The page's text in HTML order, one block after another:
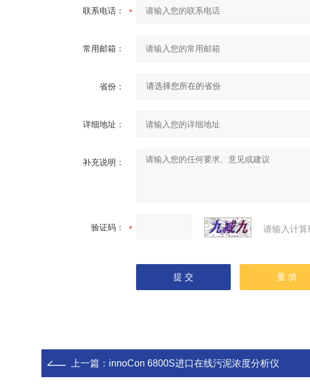
联系电话：
常用邮箱：
省份：
详细地址：
补充说明：
验证码： 请输入计
上一篇： innoCon 6800S进口在线污泥浓度分析仪